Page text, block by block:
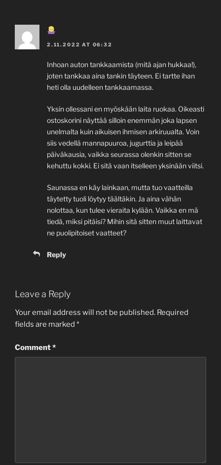
2.11.2022 AT 06:32
Inhoan auton tankkaamista (mitä ajan hukkaa!),
joten tankkaa aina tankin täyteen. Ei tartte ihan
heti olla uudelleen tankkaamassa.
Yksin ollessani en myöskään laita ruokaa. Oikeasti
ostoskorini näyttää silloin enemmän joka lapsen
unelmalta kuin aikuisen ihmisen arkiruualta. Voin
siis vedellä mannapuuroa, jugurttia ja leipää
päiväkausia, vaikka seurassa olenkin sitten se
kehuttu kokki. Ei sitä vaan itselleen yksinään viitsi.
Saunassa en käy lainkaan, mutta tuo vaatteilla
täytetty tuoli löytyy täältäkin. Ja aina vähän
nolottaa, kun tulee vieraita kylään. Vaikka en mä
tiedä, miksi pitäisi? Mihin sitä sitten muut laittavat
ne puolipitoiset vaatteet?
Reply
Leave a Reply
Your email address will not be published. Required
fields are marked *
Comment*